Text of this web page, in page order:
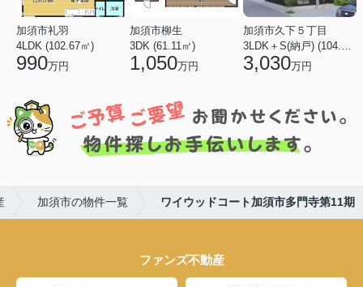
加須市礼羽
4LDK (102.67㎡)
990万円
加須市柳生
3DK (61.11㎡)
1,050万円
加須市久下５丁目
3LDK＋S(納戸) (104.33㎡)
3,030万円
加須市の物件一覧 ワイウッドコート加須市多門寺第11期
ファンズ不動産